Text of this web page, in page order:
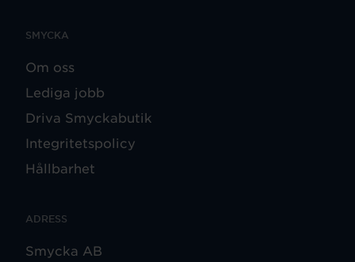
SMYCKA
Om oss
Lediga jobb
Driva Smyckabutik
Integritetspolicy
Hållbarhet
ADRESS
Smycka AB